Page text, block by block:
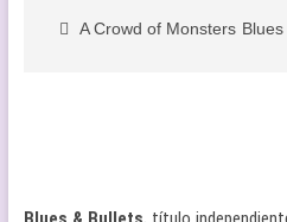
A Crowd of Monsters